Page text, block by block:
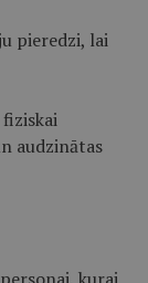
pieredzi, lai
audzinātas